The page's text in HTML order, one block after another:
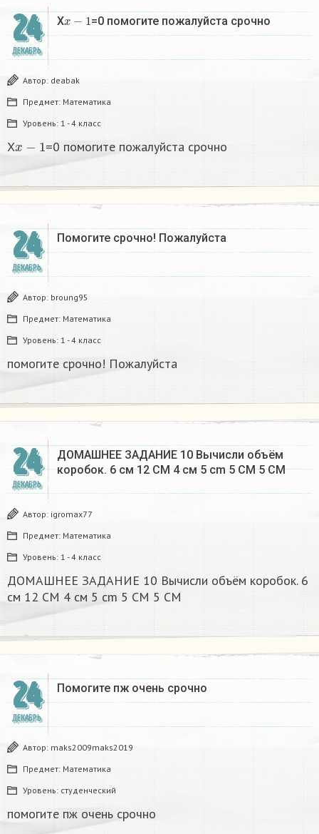
24
ДЕКАБРЬ
Xx−1 =0 помогите пожалуйста срочно
Автор: deabak
Предмет: Математика
Уровень: 1 - 4 класс
X =0 помогите пожалуйста срочно
24
ДЕКАБРЬ
Помогите срочно! Пожалуйста
Автор: broung95
Предмет: Математика
Уровень: 1 - 4 класс
помогите срочно! Пожалуйста
24
ДЕКАБРЬ
ДОМАШНЕЕ ЗАДАНИЕ 10 Вычисли объём
коробок. 6 см 12 CM 4 см 5 cm 5 CM 5 CM​
Автор: igromax77
Предмет: Математика
Уровень: 1 - 4 класс
ДОМАШНЕЕ ЗАДАНИЕ 10 Вычисли объём коробок. 6
см 12 CM 4 см 5 cm 5 CM 5 CM​
24
ДЕКАБРЬ
Помогите пж очень срочно​
Автор: maks2009maks2019
Предмет: Математика
Уровень: студенческий
помогите пж очень срочно​